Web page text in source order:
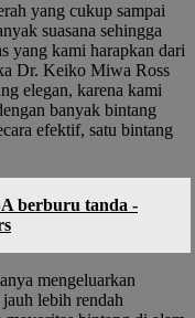
yang cukup sampai
suasana sehingga
yang kami harapkan dari
Dr. Keiko Miwa Ross
elegan, karena kami
banyak bintang
efektif, satu bintang
berburu tanda -
mengeluarkan
lebih rendah